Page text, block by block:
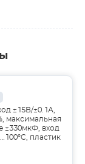
±15В/±0.1А,
максимальная
±330мкФ, вход
пластик